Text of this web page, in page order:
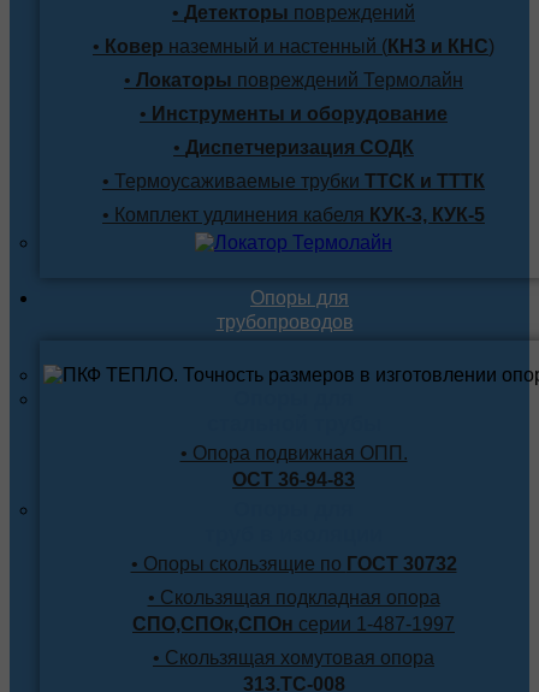
• Детекторы повреждений
• Ковер наземный и настенный (КНЗ и КНС)
• Локаторы повреждений Термолайн
• Инструменты и оборудование
• Диспетчеризация СОДК
• Термоусаживаемые трубки ТТСК и ТТТК
• Комплект удлинения кабеля КУК-3, КУК-5
Опоры для
трубопроводов
• Опора подвижная ОПП.
ОСТ 36-94-83
• Опоры скользящие по ГОСТ 30732
• Скользящая подкладная опора
СПО,СПОк,СПОн серии 1-487-1997
• Скользящая хомутовая опора
313.ТС-008